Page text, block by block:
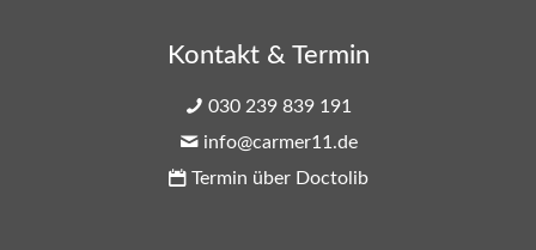
Kontakt & Termin
030 239 839 191
info@carmer11.de
Termin über Doctolib